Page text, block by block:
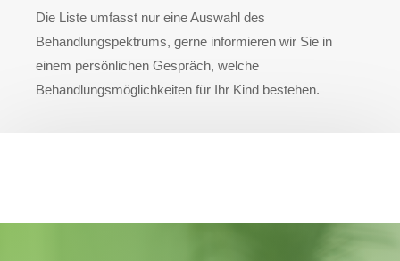
Die Liste umfasst nur eine Auswahl des
Behandlungspektrums, gerne informieren wir Sie in
einem persönlichen Gespräch, welche
Behandlungsmöglichkeiten für Ihr Kind bestehen.